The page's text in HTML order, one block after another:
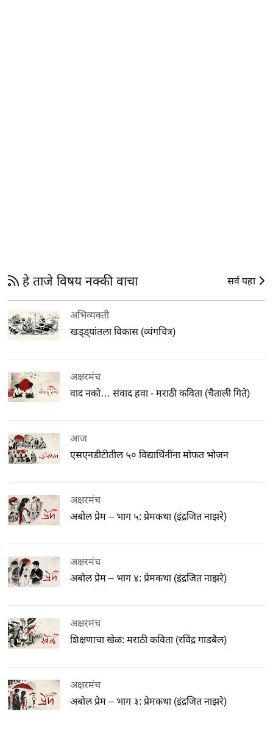
हे ताजे विषय नक्की वाचा सर्व पहा
अभिव्यक्ती
खड्ड्यांतला विकास (व्यंगचित्र)
अक्षरमंच
वाद नको… संवाद हवा - मराठी कविता (चैताली गिते)
आज
एसएनडीटीतील ५० विद्यार्थिनींना मोफत भोजन
अक्षरमंच
अबोल प्रेम – भाग ५: प्रेमकथा (इंद्रजित नाझरे)
अक्षरमंच
अबोल प्रेम – भाग ४: प्रेमकथा (इंद्रजित नाझरे)
अक्षरमंच
शिक्षणाचा खेळ: मराठी कविता (रविंद्र गाडबैल)
अक्षरमंच
अबोल प्रेम – भाग ३: प्रेमकथा (इंद्रजित नाझरे)